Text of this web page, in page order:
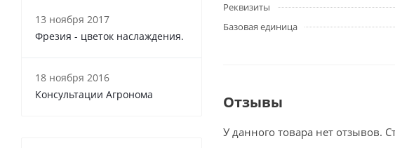
Реквизиты
Базовая единица
Отзывы
У данного товара нет отзывов.
13 ноября 2017
Фрезия - цветок наслаждения.
18 ноября 2016
Консультации Агронома